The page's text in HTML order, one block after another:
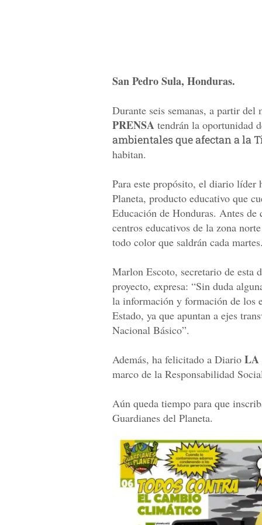
San Pedro Sula, Honduras.
Durante seis semanas, a partir
PRENSA tendrán la oportunidad
ambientales que afectan a la
habitan.
Para este propósito, el diario líder
Planeta, producto educativo que
Educación de Honduras. Antes
centros educativos de la zona
todo color que saldrán cada
Marlon Escoto, secretario de esta
proyecto, expresa: “Sin duda
la información y formación de los
Estado, ya que apuntan a ejes
Nacional Básico”.
Además, ha felicitado a Diario LA
marco de la Responsabilidad
Aún queda tiempo para que
Guardianes del Planeta.